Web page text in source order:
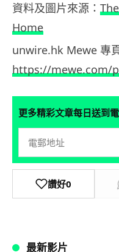
資料及圖片來源：
Home
unwire.hk Mewe 專
https://mewe.com/
更多精彩文章每日送到
讚好0
最新影片